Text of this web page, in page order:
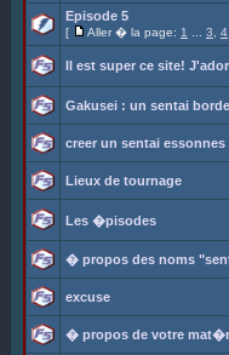
Episode 5
[ Aller � la page: 1 3 4
Il est super ce site!
Gakusei : un sentai
creer un sentai essonnes
Lieux de tournage
Les �pisodes
� propos des noms
excuse
� propos de votre